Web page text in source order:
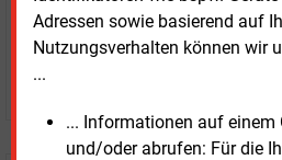
Adressen sowie basierend auf
Nutzungsverhalten können wir
...
... Informationen auf einem
und/oder abrufen: Für die